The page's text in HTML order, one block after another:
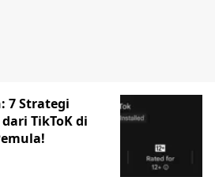
7 Strategi
TikToK di